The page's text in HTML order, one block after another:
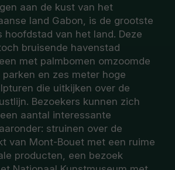
aan de kust van het
land Gabon, is de grootste
hoofdstad van het land. Deze
bruisende havenstad
met palmbomen omzoomde
en zes meter hoge
die uitkijken over de
Bezoekers kunnen zich
aantal interessante
struinen over de
van Mont-Bouet met een ruime
producten, een bezoek